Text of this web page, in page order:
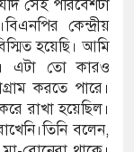
সেই পরিবেশটা
কেন্দ্রীয়
হয়েছি। আমি
এটা তো কারও
করতে পারে।
রাখা হয়েছিল।
বলেন,